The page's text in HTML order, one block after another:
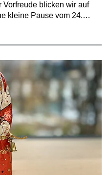
Vorfreude blicken wir auf
kleine Pause vom 24.…